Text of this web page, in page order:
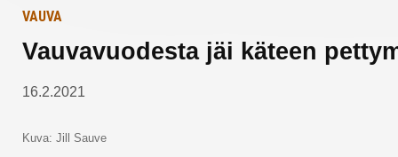
VAUVA
Vauvavuodesta jäi käteen
16.2.2021
Kuva: Jill Sauve